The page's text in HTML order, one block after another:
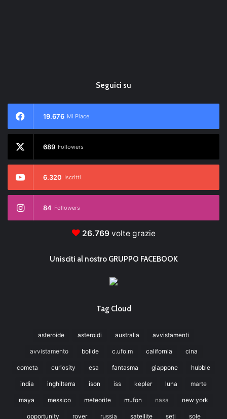
Seguici su
19.676 Mi Piace
689 Followers
6.320 Iscritti
84 Followers
26.769volte grazie
Unisciti al nostro GRUPPO FACEBOOK
Tag Cloud
asteroide asteroidi australia avvistamenti
avvistamento bolide c.ufo.m california cina
cometa curiosity esa fantasma giappone hubble
india inghilterra ison iss kepler luna marte
maya messico meteorite mufon nasa new york
opportunity rover russia satellite seti sole